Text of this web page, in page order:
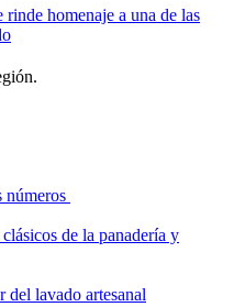
homenaje a una de las
números
de la panadería y
del lavado artesanal